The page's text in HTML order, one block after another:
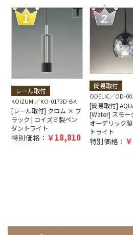
レール取付
KOIZUMI KO-0173D-BK
[レール取付] クロム × ブ
ラック | コイズミ製ペン
ダントライト
特別価格： 18,810
簡易取付
ODELIC OD-
[簡易取付]
[Water] スモー
オーデリック
トライト
特別価格：